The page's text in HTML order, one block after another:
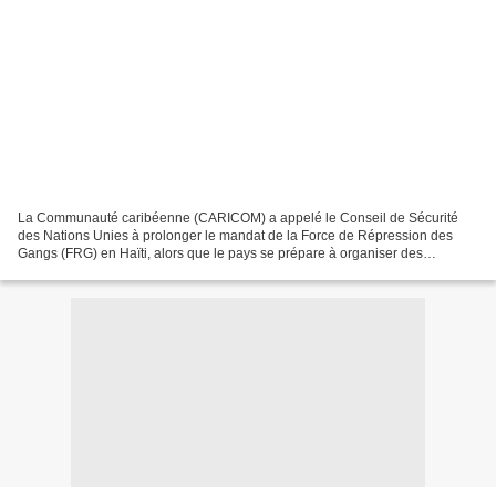
La Communauté caribéenne (CARICOM) a appelé le Conseil de Sécurité
des Nations Unies à prolonger le mandat de la Force de Répression des
Gangs (FRG) en Haïti, alors que le pays se prépare à organiser des